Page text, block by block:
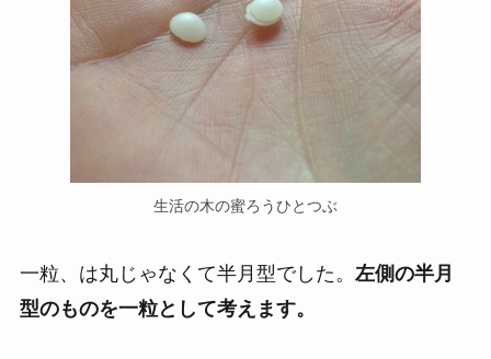
生活の木の蜜ろうひとつぶ
一粒、は丸じゃなくて半月型でした。 左側の半月
型のものを一粒として考えます。